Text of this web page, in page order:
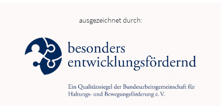
ausgezeichnet durch: